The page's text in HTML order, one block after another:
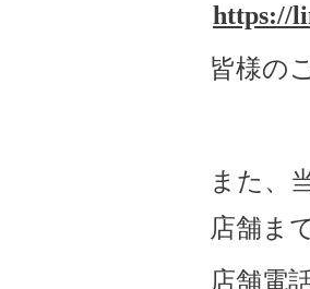
https://
皆様の
また、
店舗ま
店舗電